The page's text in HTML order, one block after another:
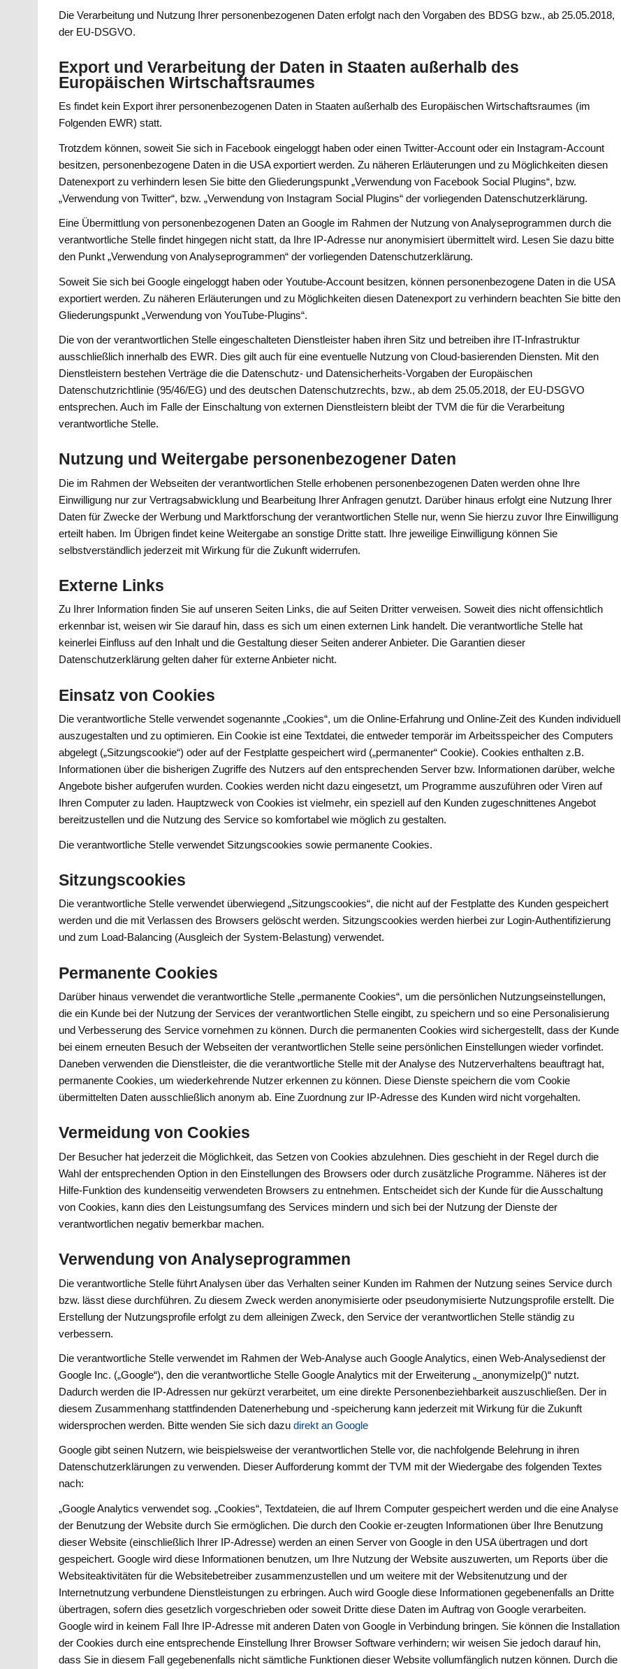
Die Verarbeitung und Nutzung Ihrer personenbezogenen Daten erfolgt nach den Vorgaben des BDSG bzw., ab 25.05.2018,
der EU-DSGVO.
Export und Verarbeitung der Daten in Staaten außerhalb des
Europäischen Wirtschaftsraumes
Es findet kein Export ihrer personenbezogenen Daten in Staaten außerhalb des Europäischen Wirtschaftsraumes (im
Folgenden EWR) statt.
Trotzdem können, soweit Sie sich in Facebook eingeloggt haben oder einen Twitter-Account oder ein Instagram-Account
besitzen, personenbezogene Daten in die USA exportiert werden. Zu näheren Erläuterungen und zu Möglichkeiten diesen
Datenexport zu verhindern lesen Sie bitte den Gliederungspunkt „Verwendung von Facebook Social Plugins“, bzw.
„Verwendung von Twitter“, bzw. „Verwendung von Instagram Social Plugins“ der vorliegenden Datenschutzerklärung.
Eine Übermittlung von personenbezogenen Daten an Google im Rahmen der Nutzung von Analyseprogrammen durch die
verantwortliche Stelle findet hingegen nicht statt, da Ihre IP-Adresse nur anonymisiert übermittelt wird. Lesen Sie dazu bitte
den Punkt „Verwendung von Analyseprogrammen“ der vorliegenden Datenschutzerklärung.
Soweit Sie sich bei Google eingeloggt haben oder Youtube-Account besitzen, können personenbezogene Daten in die USA
exportiert werden. Zu näheren Erläuterungen und zu Möglichkeiten diesen Datenexport zu verhindern beachten Sie bitte den
Gliederungspunkt „Verwendung von YouTube-Plugins“.
Die von der verantwortlichen Stelle eingeschalteten Dienstleister haben ihren Sitz und betreiben ihre IT-Infrastruktur
ausschließlich innerhalb des EWR. Dies gilt auch für eine eventuelle Nutzung von Cloud-basierenden Diensten. Mit den
Dienstleistern bestehen Verträge die die Datenschutz- und Datensicherheits-Vorgaben der Europäischen
Datenschutzrichtlinie (95/46/EG) und des deutschen Datenschutzrechts, bzw., ab dem 25.05.2018, der EU-DSGVO
entsprechen. Auch im Falle der Einschaltung von externen Dienstleistern bleibt der TVM die für die Verarbeitung
verantwortliche Stelle.
Nutzung und Weitergabe personenbezogener Daten
Die im Rahmen der Webseiten der verantwortlichen Stelle erhobenen personenbezogenen Daten werden ohne Ihre
Einwilligung nur zur Vertragsabwicklung und Bearbeitung Ihrer Anfragen genutzt. Darüber hinaus erfolgt eine Nutzung Ihrer
Daten für Zwecke der Werbung und Marktforschung der verantwortlichen Stelle nur, wenn Sie hierzu zuvor Ihre Einwilligung
erteilt haben. Im Übrigen findet keine Weitergabe an sonstige Dritte statt. Ihre jeweilige Einwilligung können Sie
selbstverständlich jederzeit mit Wirkung für die Zukunft widerrufen.
Externe Links
Zu Ihrer Information finden Sie auf unseren Seiten Links, die auf Seiten Dritter verweisen. Soweit dies nicht offensichtlich
erkennbar ist, weisen wir Sie darauf hin, dass es sich um einen externen Link handelt. Die verantwortliche Stelle hat
keinerlei Einfluss auf den Inhalt und die Gestaltung dieser Seiten anderer Anbieter. Die Garantien dieser
Datenschutzerklärung gelten daher für externe Anbieter nicht.
Einsatz von Cookies
Die verantwortliche Stelle verwendet sogenannte „Cookies“, um die Online-Erfahrung und Online-Zeit des Kunden individuell
auszugestalten und zu optimieren. Ein Cookie ist eine Textdatei, die entweder temporär im Arbeitsspeicher des Computers
abgelegt („Sitzungscookie“) oder auf der Festplatte gespeichert wird („permanenter“ Cookie). Cookies enthalten z.B.
Informationen über die bisherigen Zugriffe des Nutzers auf den entsprechenden Server bzw. Informationen darüber, welche
Angebote bisher aufgerufen wurden. Cookies werden nicht dazu eingesetzt, um Programme auszuführen oder Viren auf
Ihren Computer zu laden. Hauptzweck von Cookies ist vielmehr, ein speziell auf den Kunden zugeschnittenes Angebot
bereitzustellen und die Nutzung des Service so komfortabel wie möglich zu gestalten.
Die verantwortliche Stelle verwendet Sitzungscookies sowie permanente Cookies.
Sitzungscookies
Die verantwortliche Stelle verwendet überwiegend „Sitzungscookies“, die nicht auf der Festplatte des Kunden gespeichert
werden und die mit Verlassen des Browsers gelöscht werden. Sitzungscookies werden hierbei zur Login-Authentifizierung
und zum Load-Balancing (Ausgleich der System-Belastung) verwendet.
Permanente Cookies
Darüber hinaus verwendet die verantwortliche Stelle „permanente Cookies“, um die persönlichen Nutzungseinstellungen,
die ein Kunde bei der Nutzung der Services der verantwortlichen Stelle eingibt, zu speichern und so eine Personalisierung
und Verbesserung des Service vornehmen zu können. Durch die permanenten Cookies wird sichergestellt, dass der Kunde
bei einem erneuten Besuch der Webseiten der verantwortlichen Stelle seine persönlichen Einstellungen wieder vorfindet.
Daneben verwenden die Dienstleister, die die verantwortliche Stelle mit der Analyse des Nutzerverhaltens beauftragt hat,
permanente Cookies, um wiederkehrende Nutzer erkennen zu können. Diese Dienste speichern die vom Cookie
übermittelten Daten ausschließlich anonym ab. Eine Zuordnung zur IP-Adresse des Kunden wird nicht vorgehalten.
Vermeidung von Cookies
Der Besucher hat jederzeit die Möglichkeit, das Setzen von Cookies abzulehnen. Dies geschieht in der Regel durch die
Wahl der entsprechenden Option in den Einstellungen des Browsers oder durch zusätzliche Programme. Näheres ist der
Hilfe-Funktion des kundenseitig verwendeten Browsers zu entnehmen. Entscheidet sich der Kunde für die Ausschaltung
von Cookies, kann dies den Leistungsumfang des Services mindern und sich bei der Nutzung der Dienste der
verantwortlichen negativ bemerkbar machen.
Verwendung von Analyseprogrammen
Die verantwortliche Stelle führt Analysen über das Verhalten seiner Kunden im Rahmen der Nutzung seines Service durch
bzw. lässt diese durchführen. Zu diesem Zweck werden anonymisierte oder pseudonymisierte Nutzungsprofile erstellt. Die
Erstellung der Nutzungsprofile erfolgt zu dem alleinigen Zweck, den Service der verantwortlichen Stelle ständig zu
verbessern.
Die verantwortliche Stelle verwendet im Rahmen der Web-Analyse auch Google Analytics, einen Web-Analysedienst der
Google Inc. („Google“), den die verantwortliche Stelle Google Analytics mit der Erweiterung „_anonymizeIp()“ nutzt.
Dadurch werden die IP-Adressen nur gekürzt verarbeitet, um eine direkte Personenbeziehbarkeit auszuschließen. Der in
diesem Zusammenhang stattfindenden Datenerhebung und -speicherung kann jederzeit mit Wirkung für die Zukunft
widersprochen werden. Bitte wenden Sie sich dazudirekt an Google
Google gibt seinen Nutzern, wie beispielsweise der verantwortlichen Stelle vor, die nachfolgende Belehrung in ihren
Datenschutzerklärungen zu verwenden. Dieser Aufforderung kommt der TVM mit der Wiedergabe des folgenden Textes
nach:
„Google Analytics verwendet sog. „Cookies“, Textdateien, die auf Ihrem Computer gespeichert werden und die eine Analyse
der Benutzung der Website durch Sie ermöglichen. Die durch den Cookie er-zeugten Informationen über Ihre Benutzung
dieser Website (einschließlich Ihrer IP-Adresse) werden an einen Server von Google in den USA übertragen und dort
gespeichert. Google wird diese Informationen benutzen, um Ihre Nutzung der Website auszuwerten, um Reports über die
Websiteaktivitäten für die Websitebetreiber zusammenzustellen und um weitere mit der Websitenutzung und der
Internetnutzung verbundene Dienstleistungen zu erbringen. Auch wird Google diese Informationen gegebenenfalls an Dritte
übertragen, sofern dies gesetzlich vorgeschrieben oder soweit Dritte diese Daten im Auftrag von Google verarbeiten.
Google wird in keinem Fall Ihre IP-Adresse mit anderen Daten von Google in Verbindung bringen. Sie können die Installation
der Cookies durch eine entsprechende Einstellung Ihrer Browser Software verhindern; wir weisen Sie jedoch darauf hin,
dass Sie in diesem Fall gegebenenfalls nicht sämtliche Funktionen dieser Website vollumfänglich nutzen können. Durch die